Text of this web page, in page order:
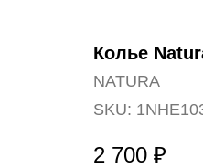
Колье
NATURA
SKU:
2 700 ₽